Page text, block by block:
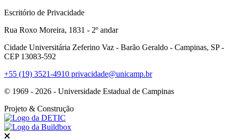
Escritório de Privacidade
Rua Roxo Moreira, 1831 - 2º andar
Cidade Universitária Zeferino Vaz - Barão Geraldo - Campinas, SP -
CEP 13083-592
+55 (19) 3521-4910 privacidade@unicamp.br
© 1969 - 2026 - Universidade Estadual de Campinas
Projeto & Construção